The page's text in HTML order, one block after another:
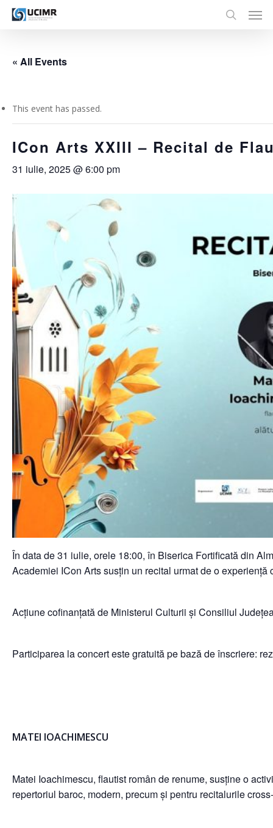
Skip
« All Events
This event has passed.
ICon Arts XXIII – Recital de
31 iulie, 2025 @ 6:00 pm
În data de 31 iulie, orele 18:00, în Biserica Fortificată din
Academiei ICon Arts susțin un recital urmat de o
Acțiune cofinanțată de Ministerul Culturii și Consiliul
Participarea la concert este gratuită pe bază de înscriere:
MATEI IOACHIMESCU
Matei Ioachimescu, flautist român de renume, susține o
repertoriul baroc, modern, precum și pentru recitalurile